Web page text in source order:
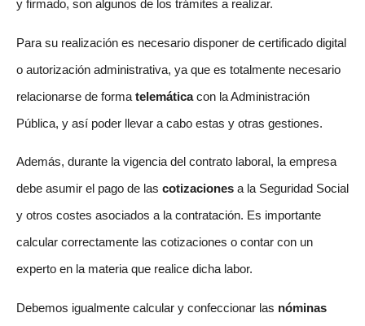
y firmado, son algunos de los trámites a realizar.
Para su realización es necesario disponer de certificado digital
o autorización administrativa, ya que es totalmente necesario
relacionarse de forma telemáticacon la Administración
Pública, y así poder llevar a cabo estas y otras gestiones.
Además, durante la vigencia del contrato laboral, la empresa
debe asumir el pago de las cotizaciones a la Seguridad Social
y otros costes asociados a la contratación. Es importante
calcular correctamente las cotizaciones o contar con un
experto en la materia que realice dicha labor.
Debemos igualmente calcular y confeccionar las nóminas